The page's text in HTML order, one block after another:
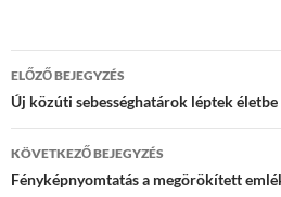
Bejegyzés
navigáció
ELŐZŐ BEJEGYZÉS
Új közúti sebességhatárok léptek
KÖVETKEZŐ BEJEGYZÉS
Fényképnyomtatás a megörökített